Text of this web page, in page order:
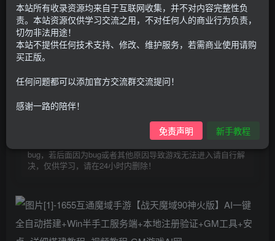
新包
G币30 限时特惠
购买前请先看完新手教程,未认真看完一切问题自行解决
仅支持云服务器搭建，适用于小白快速搭建，只能确保安卓正
常进入游戏和后台使用，如有苹果请自测，游戏多少自带一些
bug，若后面因为bug或者其他原因导致游戏无法进入请自行解
决，仅供学习，请在24小时内删除！
本站所有收录资源均来自于互联网收集，并不对内容完整性负
责。本站资源仅供学习交流之用，不对任何人的商业行为负责，
切勿非法用途！
本站不提供任何技术支持、修改、维护服务，若需商业使用请购
买正版。
任何问题都可以添加官方交流群交流提问！
感谢一路的陪伴！
免责声明 新手教程